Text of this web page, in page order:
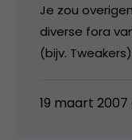
Je zou
diverse fora
(bijv.
19 maart 2007